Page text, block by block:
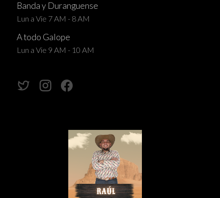
Banda y Duranguense
Lun a Vie 7 AM - 8 AM
A todo Galope
Lun a Vie 9 AM - 10 AM